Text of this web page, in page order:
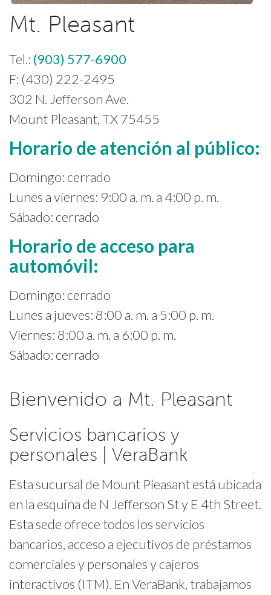
Mt. Pleasant
Tel.: (903) 577-6900
F: (430) 222-2495
302 N. Jefferson Ave.
Mount Pleasant, TX 75455
Horario de atención al público:
Domingo: cerrado
Lunes a viernes: 9:00 a. m. a 4:00 p. m.
Sábado: cerrado
Horario de acceso para
automóvil:
Domingo: cerrado
Lunes a jueves: 8:00 a. m. a 5:00 p. m.
Viernes: 8:00 a. m. a 6:00 p. m.
Sábado: cerrado
Bienvenido a Mt. Pleasant
Servicios bancarios y
personales | VeraBank
Esta sucursal de Mount Pleasant está ubicada
en la esquina de N Jefferson St y E 4th Street.
Esta sede ofrece todos los servicios
bancarios, acceso a ejecutivos de préstamos
comerciales y personales y cajeros
interactivos (ITM). En VeraBank, trabajamos